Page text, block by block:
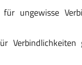
ungewisse